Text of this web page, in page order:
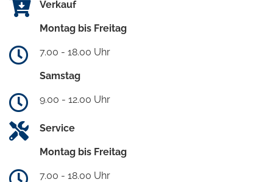
Verkauf
Montag bis Freitag
7.00 - 18.00 Uhr
Samstag
9.00 - 12.00 Uhr
Service
Montag bis Freitag
7.00 - 18.00 Uhr